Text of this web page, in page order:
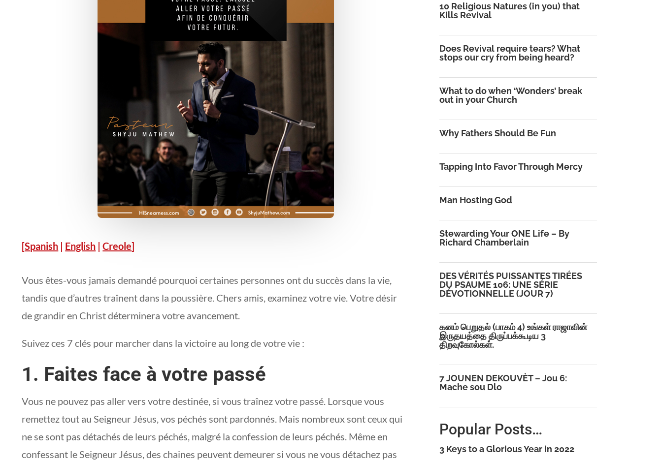
[Spanish | English |Creole]
Vous êtes-vous jamais demandé pourquoi certaines personnes ont du succès dans la vie,
tandis que d’autres traînent dans la poussière. Chers amis, examinez votre vie. Votre désir
de grandir en Christ déterminera votre avancement.
Suivez ces 7 clés pour marcher dans la victoire au long de votre vie :
1. Faites face à votre passé
Vous ne pouvez pas aller vers votre destinée, si vous traînez votre passé. Lorsque vous
remettez tout au Seigneur Jésus, vos péchés sont pardonnés. Mais nombreux sont ceux qui
ne se sont pas détachés de leurs péchés, malgré la confession de leurs péchés. Même en
confessant le Seigneur Jésus, des chaines peuvent demeurer si vous ne vous détachez pas
10 Religious Natures (in you) that
Kills Revival
Does Revival require tears? What
stops our cry from being heard?
What to do when ‘Wonders’ break
out in your Church
Why Fathers Should Be Fun
Tapping Into Favor Through Mercy
Man Hosting God
Stewarding Your ONE Life – By
Richard Chamberlain
DES VÉRITÉS PUISSANTES TIRÉES
DU PSAUME 106: UNE SÉRIE
DÉVOTIONNELLE (JOUR 7)
கனம் பெறுதல் (பாகம் 4) உங்கள் ராஜாவின்
இருதயத்தை திருப்பக்கூடிய 3
திறவுகோல்கள்.
7 JOUNEN DEKOUVÈT – Jou 6:
Mache sou Dlo
Popular Posts…
3 Keys to a Glorious Year in 2022